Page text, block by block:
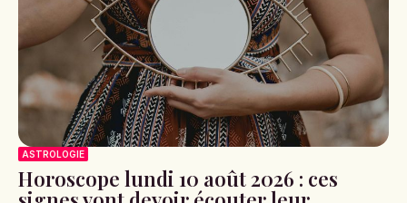
ASTROLOGIE
Horoscope lundi 10 août 2026 : ces